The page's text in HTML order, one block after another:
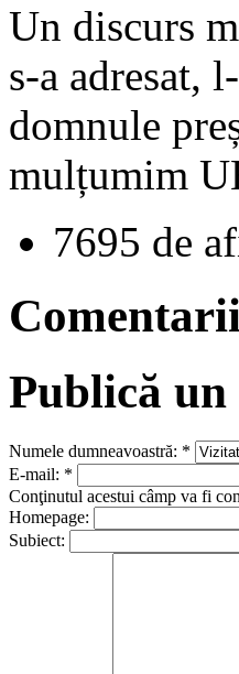
Un discurs
s-a adresat,
domnule
mulțumim
7695 de
Publică
Numele dumneavoastră: *
E-mail: *
Conţinutul acestui câmp va fi
Homepage:
Subiect: